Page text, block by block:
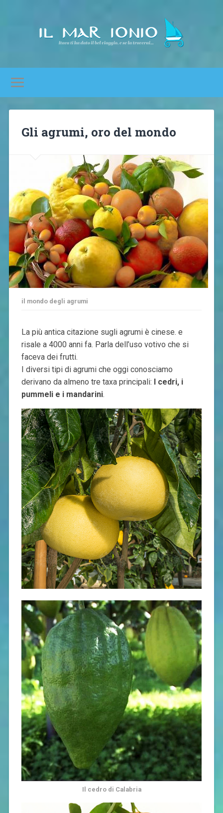
Gli agrumi, oro del mondo
il mondo degli agrumi
La più antica citazione sugli agrumi è cinese. e
risale a 4000 anni fa. Parla dell’uso votivo che si
faceva dei frutti.
I diversi tipi di agrumi che oggi conosciamo
derivano da almeno tre taxa principali: I cedri, i
pummeli e i mandarini.
Il cedro di Calabria